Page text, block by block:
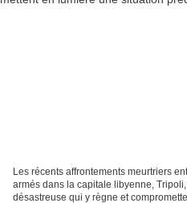
Les récents affrontements meurtriers
armés dans la capitale libyenne,
désastreuse qui y règne et